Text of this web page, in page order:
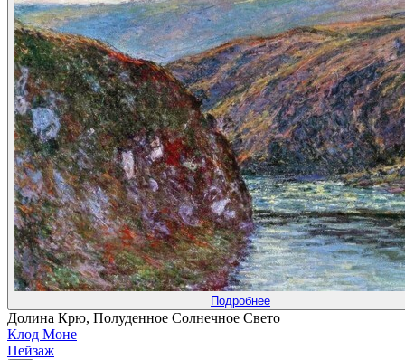
Подробнее
Долина Крю, Полуденное Солнечное Свето
Клод Моне
Пейзаж